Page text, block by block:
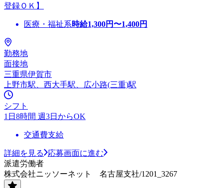
登録ＯＫ】
医療・福祉系時給1,300円〜1,400円
勤務地
面接地
三重県伊賀市
上野市駅、西大手駅、広小路(三重)駅
シフト
1日8時間 週3日からOK
交通費支給
詳細を見る
応募画面に進む
派遣労働者
株式会社ニッソーネット 名古屋支社/1201_3267